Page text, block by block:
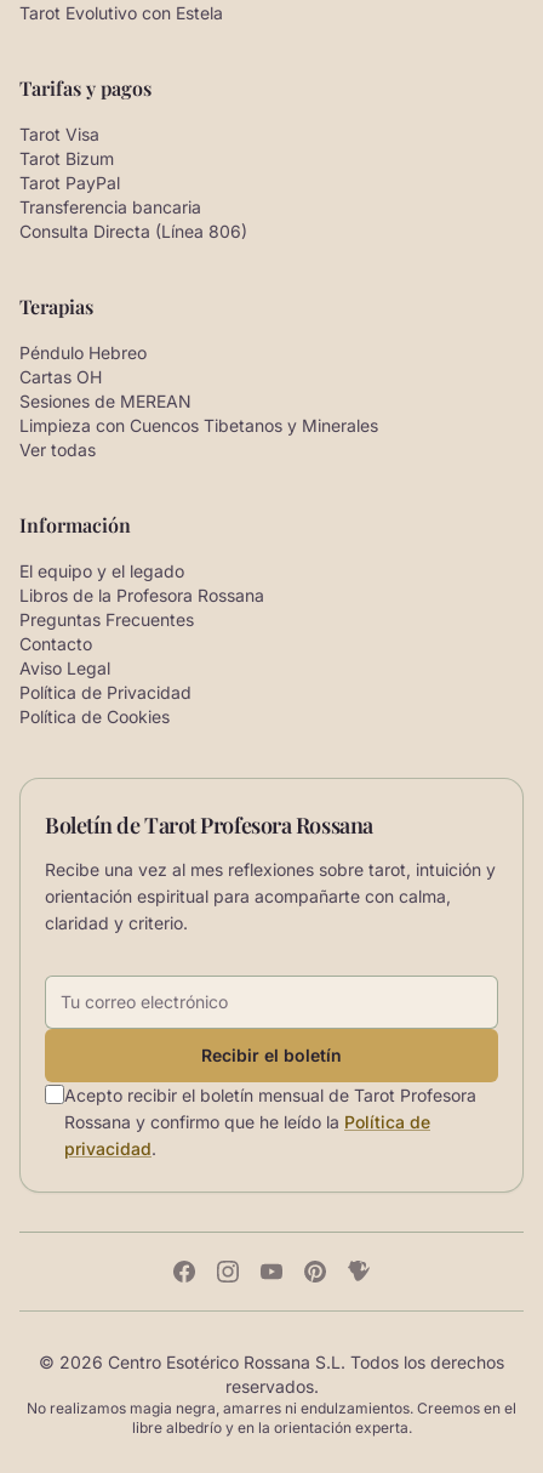
Tarot Evolutivo con Estela
Tarifas y pagos
Tarot Visa
Tarot Bizum
Tarot PayPal
Transferencia bancaria
Consulta Directa (Línea 806)
Terapias
Péndulo Hebreo
Cartas OH
Sesiones de MEREAN
Limpieza con Cuencos Tibetanos y Minerales
Ver todas
Información
El equipo y el legado
Libros de la Profesora Rossana
Preguntas Frecuentes
Contacto
Aviso Legal
Política de Privacidad
Política de Cookies
Boletín de Tarot Profesora Rossana
Recibe una vez al mes reflexiones sobre tarot, intuición y
orientación espiritual para acompañarte con calma,
claridad y criterio.
Correo electrónico
Recibir el boletín
Acepto recibir el boletín mensual de Tarot Profesora
Rossana y confirmo que he leído la Política de
privacidad.
© 2026 Centro Esotérico Rossana S.L. Todos los derechos
reservados.
No realizamos magia negra, amarres ni endulzamientos. Creemos en el
libre albedrío y en la orientación experta.